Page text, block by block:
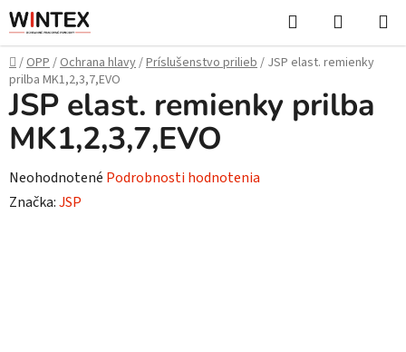
Prejsť
na
obsah
Hľadať
KOŠÍK
Domov
/OPP/Ochrana hlavy/Príslušenstvo prilieb/ JSP elast. remienky
prilba MK1,2,3,7,EVO
JSP elast. remienky prilba
MK1,2,3,7,EVO
Priemerné
hodnotenie
Neohodnotené Podrobnosti hodnotenia
Značka:JSP